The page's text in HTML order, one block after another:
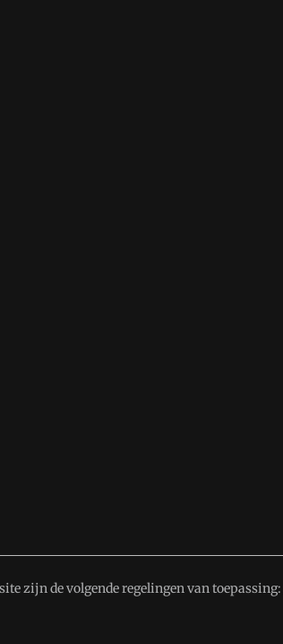
zijn de volgende regelingen van toepassing: